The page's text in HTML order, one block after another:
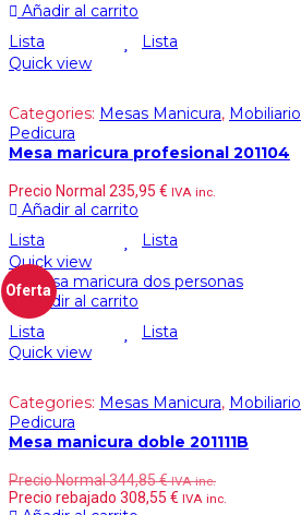
Añadir al carrito
Lista
Lista
Quick view
Categories: Mesas Manicura, Mobiliario
Pedicura
Mesa maricura profesional 201104
Precio Normal 235,95 € IVA inc.
Añadir al carrito
Lista
Lista
Quick view
Oferta
Añadir al carrito
Lista
Lista
Quick view
Categories: Mesas Manicura, Mobiliario
Pedicura
Mesa manicura doble 201111B
Precio Normal344,85€ IVA inc.
Precio rebajado 308,55 € IVA inc.